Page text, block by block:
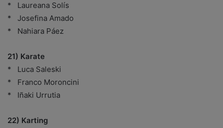
* Laureana Solís
* Josefina Amado
* Nahiara Páez
21) Karate
* Luca Saleski
* Franco Moroncini
* Iñaki Urrutia
22) Karting